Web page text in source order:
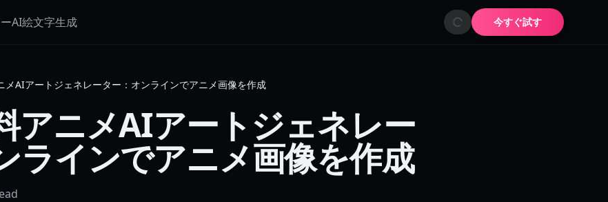
AI絵文字生成 今すぐ試す
メAIアートジェネレーター：オンラインでアニメ画像を作成
アニメAIアートジェネレー
ラインでアニメ画像を作成